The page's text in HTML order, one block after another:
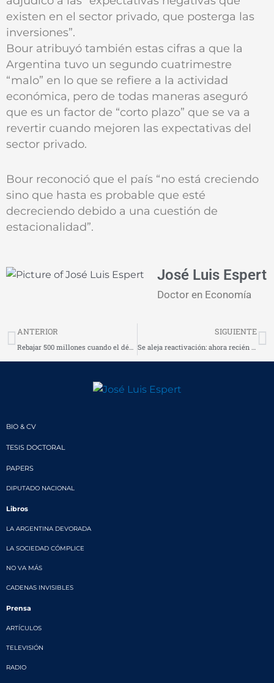
existen en el sector privado, que posterga las
inversiones”.
Bour atribuyó también estas cifras a que la
Argentina tuvo un segundo cuatrimestre
“malo” en lo que se refiere a la actividad
económica, pero de todas maneras aseguró
que es un factor de “corto plazo” que se va a
revertir cuando mejoren las expectativas del
sector privado.
Bour reconoció que el país “no está creciendo
sino que hasta es probable que esté
decreciendo debido a una cuestión de
estacionalidad”.
José Luis Espert
Doctor en Economía
Prev
ANTERIOR SIGUIENTE
BIO & CV
TESIS DOCTORAL
PAPERS
DIPUTADO NACIONAL
Libros
LA ARGENTINA DEVORADA
LA SOCIEDAD CÓMPLICE
NO VA MÁS
CADENAS INVISIBLES
Prensa
ARTÍCULOS
TELEVISIÓN
RADIO